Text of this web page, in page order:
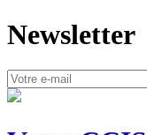
Newsletter